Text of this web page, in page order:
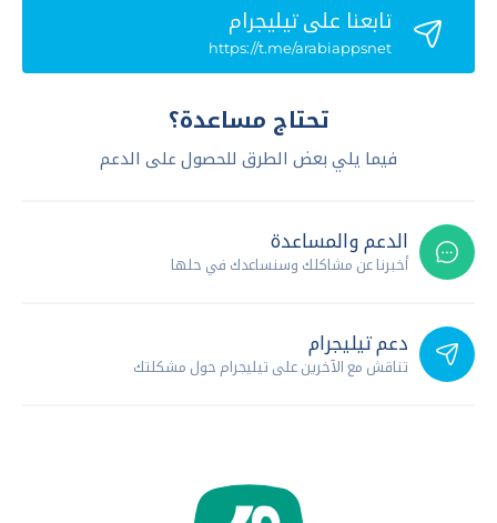
تابعنا علي تيليجرام
https://t.me/arabiappsnet
تحتاج مساعدة؟
فيما يلي بعض الطرق للحصول على الدعم
الدعم والمساعدة
أخبرنا عن مشاكلك وسنساعدك في حلها
دعم تيليجرام
تناقش مع الآخرين على تيليجرام حول مشكلتك